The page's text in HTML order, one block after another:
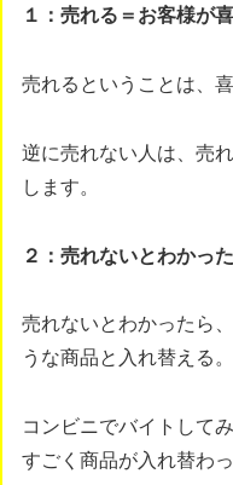
１：売れる＝お客様が
売れるということは、
逆に売れない人は、売
します。
２：売れないとわかっ
売れないとわかったら
うな商品と入れ替える。
コンビニでバイトして
すごく商品が入れ替わ